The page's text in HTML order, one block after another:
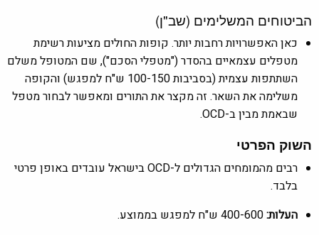
הביטוחים המשלימים (שב"ן)
כאן האפשרויות רחבות יותר. קופות החולים מציעות רשימת
מטפלים עצמאיים בהסדר ("מטפלי הסכם"), שם המטופל משלם
השתתפות עצמית (בסביבות 100-150 ש"ח למפגש) והקופה
משלימה את השאר. זה מקצר את התורים ומאפשר לבחור מטפל
שבאמת מבין ב-OCD.
השוק הפרטי
רבים מהמומחים הגדולים ל-OCD בישראל עובדים באופן פרטי
בלבד.
העלות:400-600 ש"ח למפגש בממוצע.